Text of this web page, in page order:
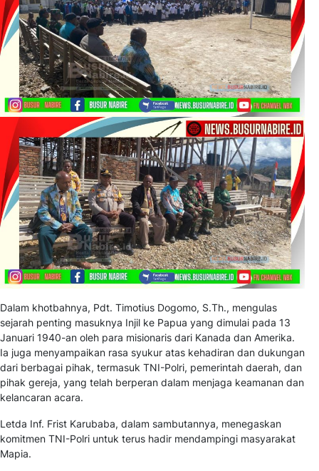
Dalam khotbahnya, Pdt. Timotius Dogomo, S.Th., mengulas
sejarah penting masuknya Injil ke Papua yang dimulai pada 13
Januari 1940-an oleh para misionaris dari Kanada dan Amerika.
Ia juga menyampaikan rasa syukur atas kehadiran dan dukungan
dari berbagai pihak, termasuk TNI-Polri, pemerintah daerah, dan
pihak gereja, yang telah berperan dalam menjaga keamanan dan
kelancaran acara.
Letda Inf. Frist Karubaba, dalam sambutannya, menegaskan
komitmen TNI-Polri untuk terus hadir mendampingi masyarakat
Mapia.